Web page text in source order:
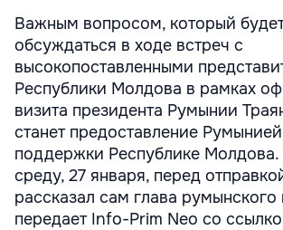
Важным вопросом, который
обсуждаться в ходе встреч с
высокопоставленными
Республики Молдова в рамках
визита президента Румынии
станет предоставление
поддержки Республике
среду, 27 января, перед
рассказал сам глава румынского
передает Info-Prim Neo со